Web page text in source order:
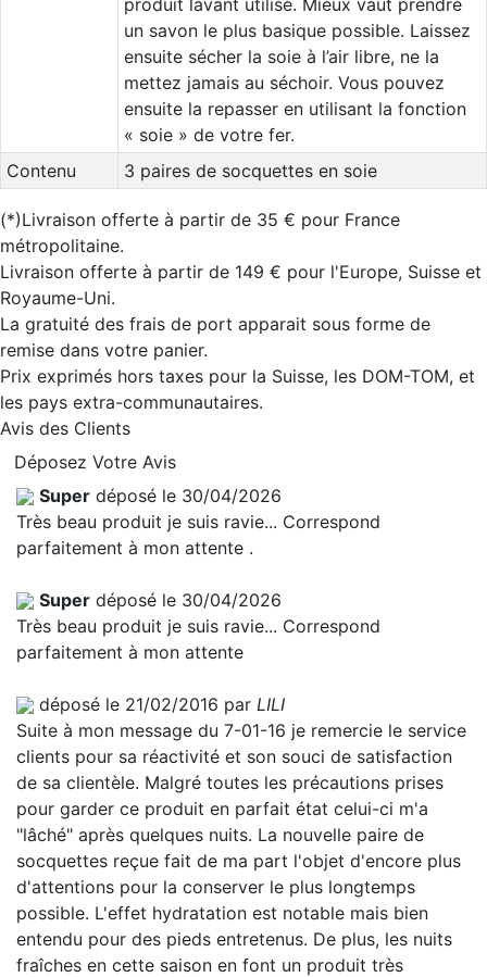
un savon le plus basique possible. Laissez
ensuite sécher la soie à l’air libre, ne la
mettez jamais au séchoir. Vous pouvez
ensuite la repasser en utilisant la fonction
« soie » de votre fer.
Contenu
3 paires de socquettes en soie
(*)Livraison offerte à partir de 35 € pour France
métropolitaine.
Livraison offerte à partir de 149 € pour l'Europe, Suisse et
Royaume-Uni.
La gratuité des frais de port apparait sous forme de
remise dans votre panier.
Prix exprimés hors taxes pour la Suisse, les DOM-TOM, et
les pays extra-communautaires.
Avis des Clients
Déposez Votre Avis
Super déposé le 30/04/2026
Très beau produit je suis ravie... Correspond
parfaitement à mon attente .
Super déposé le 30/04/2026
Très beau produit je suis ravie... Correspond
parfaitement à mon attente
déposé le 21/02/2016 par LILI
Suite à mon message du 7-01-16 je remercie le service
clients pour sa réactivité et son souci de satisfaction
de sa clientèle. Malgré toutes les précautions prises
pour garder ce produit en parfait état celui-ci m'a
"lâché" après quelques nuits. La nouvelle paire de
socquettes reçue fait de ma part l'objet d'encore plus
d'attentions pour la conserver le plus longtemps
possible. L'effet hydratation est notable mais bien
entendu pour des pieds entretenus. De plus, les nuits
fraîches en cette saison en font un produit très